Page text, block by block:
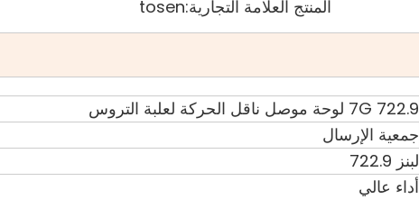
المنتج العلامة التجارية:tosen
722.9 7G لوحة موصل ناقل الحركة لعلبة التروس
جمعية الإرسال
لبنز 722.9
أداء عالي